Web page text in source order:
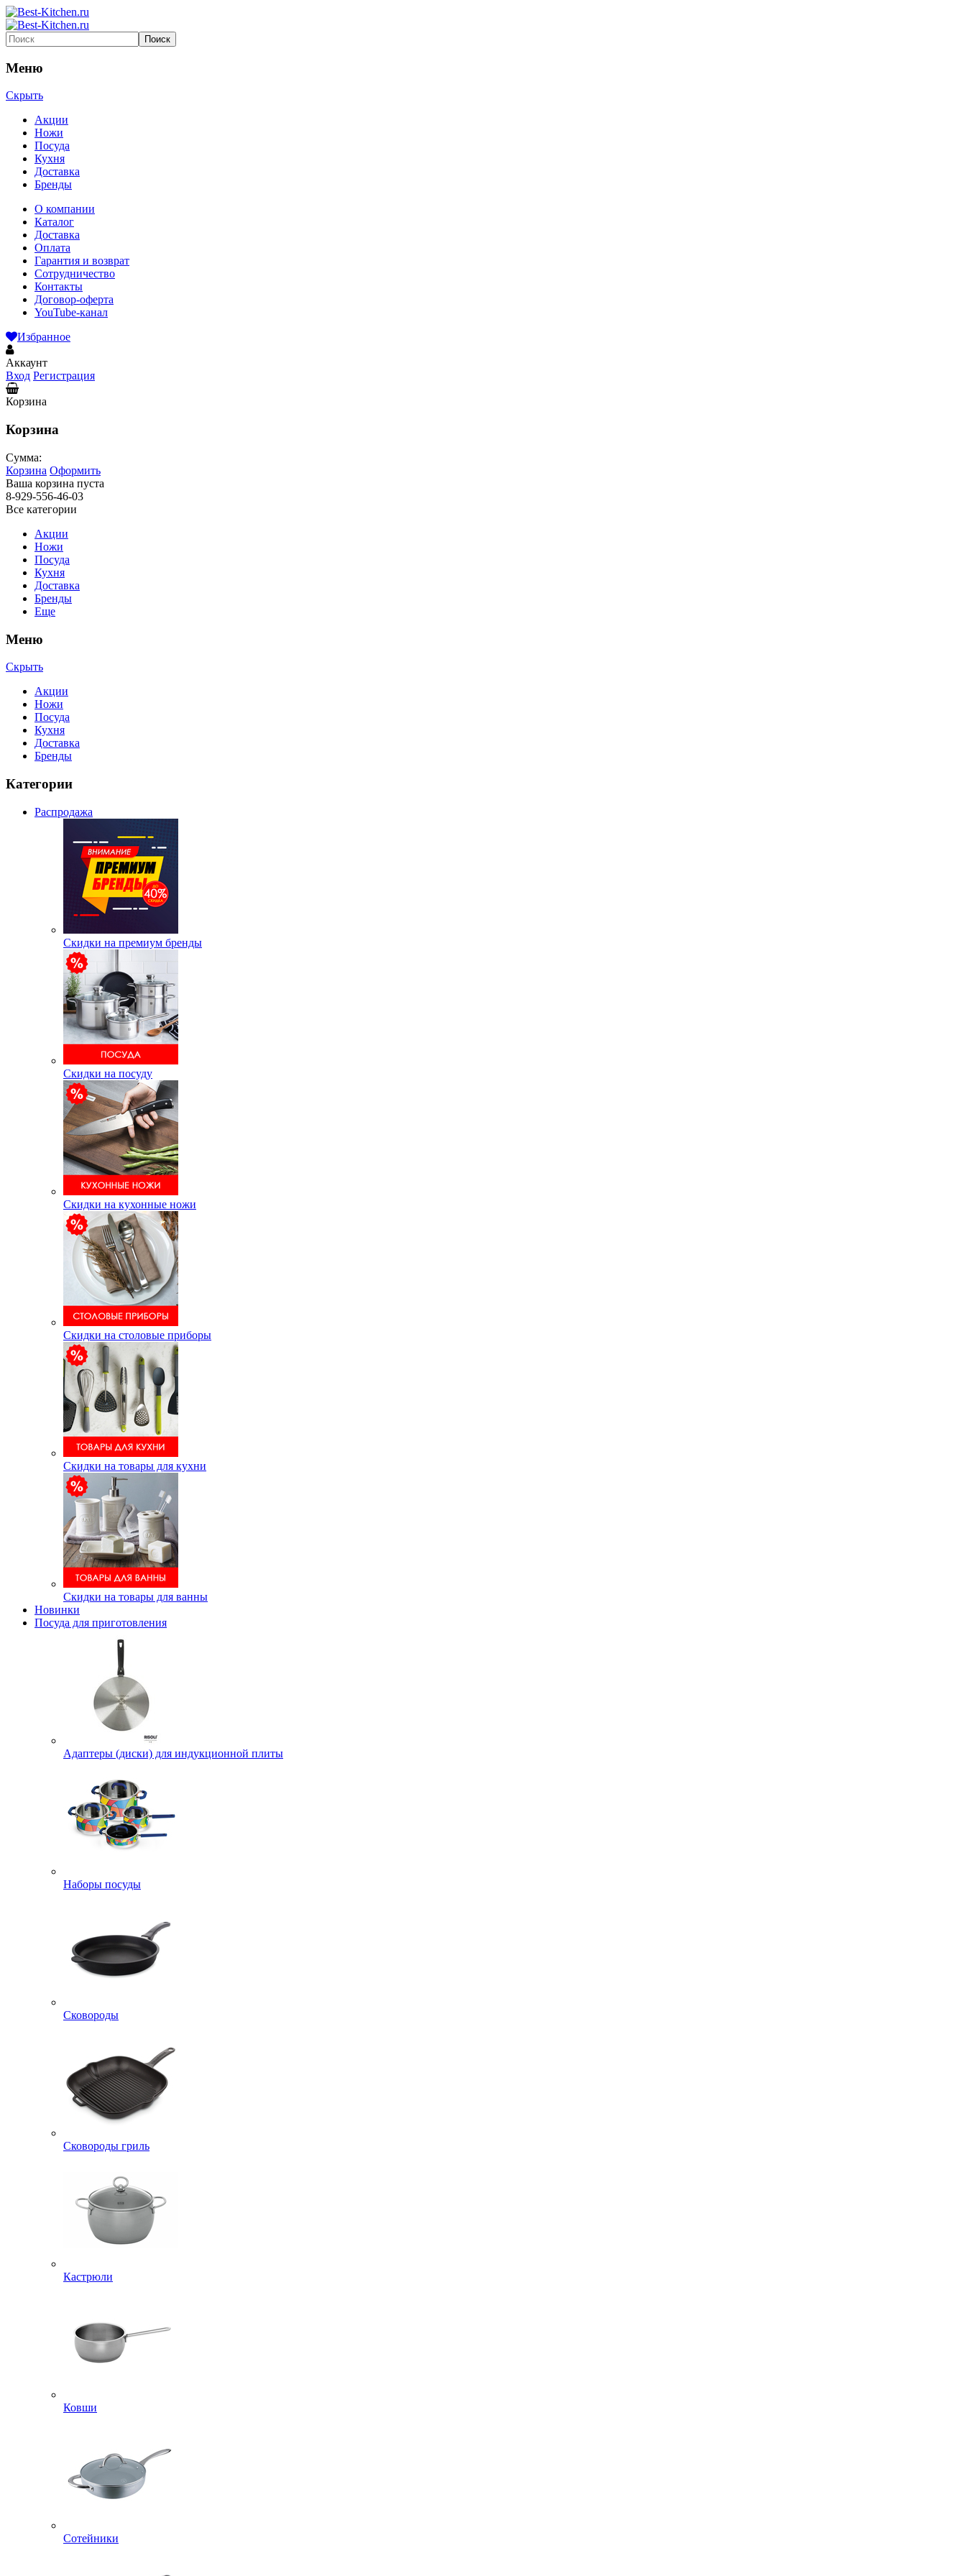
Меню
Скрыть
Акции
Ножи
Посуда
Кухня
Доставка
Бренды
О компании
Каталог
Доставка
Оплата
Гарантия и возврат
Сотрудничество
Контакты
Договор-оферта
YouTube-канал
Избранное
Аккаунт
Вход Регистрация
Корзина
Корзина
Сумма:
Корзина Оформить
Ваша корзина пуста
8-929-556-46-03
Все категории
Акции
Ножи
Посуда
Кухня
Доставка
Бренды
Еще
Меню
Скрыть
Акции
Ножи
Посуда
Кухня
Доставка
Бренды
Категории
Распродажа
Скидки на премиум бренды
Скидки на посуду
Скидки на кухонные ножи
Скидки на столовые приборы
Скидки на товары для кухни
Скидки на товары для ванны
Новинки
Посуда для приготовления
Адаптеры (диски) для индукционной плиты
Наборы посуды
Сковороды
Сковороды гриль
Кастрюли
Ковши
Сотейники